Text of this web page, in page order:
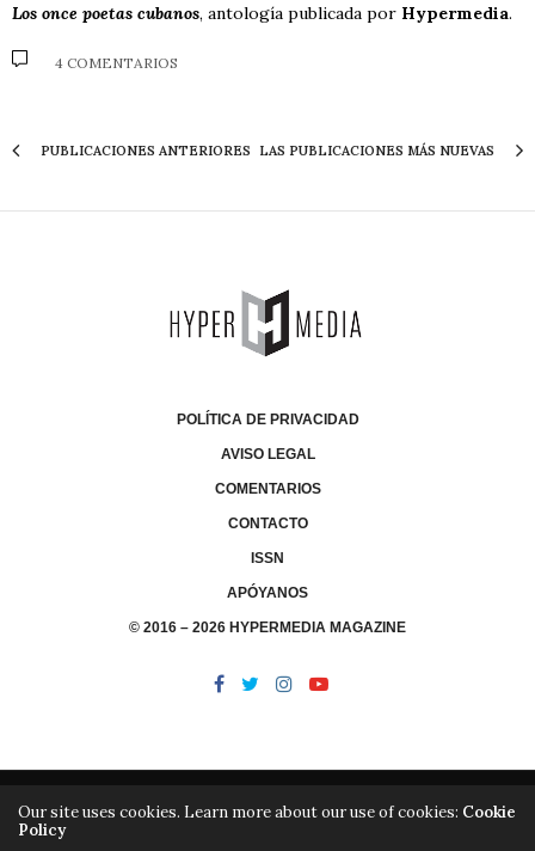
Los once poetas cubanos, antología publicada por Hypermedia.
4 COMENTARIOS
PUBLICACIONES ANTERIORES LAS PUBLICACIONES MÁS NUEVAS
POLÍTICA DE PRIVACIDAD
AVISO LEGAL
COMENTARIOS
CONTACTO
ISSN
APÓYANOS
© 2016 – 2026 HYPERMEDIA MAGAZINE
LIBRERÍA
Our site uses cookies. Learn more about our use of cookies: Cookie
Policy